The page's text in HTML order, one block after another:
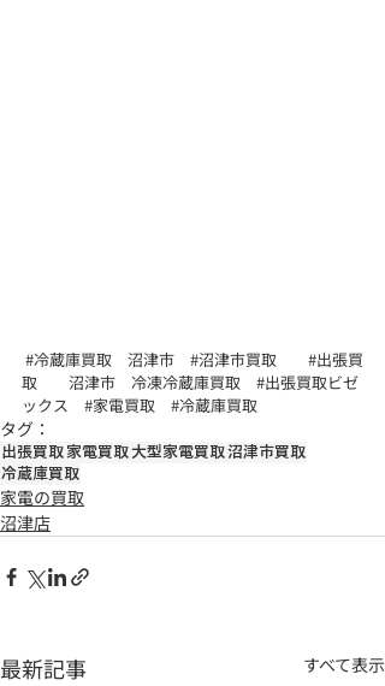
#冷蔵庫買取 沼津市 #沼津市買取
#出張買
取 沼津市　冷凍冷蔵庫買取 #出張買取ビゼ
ックス
#家電買取 #冷蔵庫買取
タグ：
出張買取 家電買取大型家電買取沼津市買取
冷蔵庫買取
家電の買取
沼津店
最新記事 すべて表示